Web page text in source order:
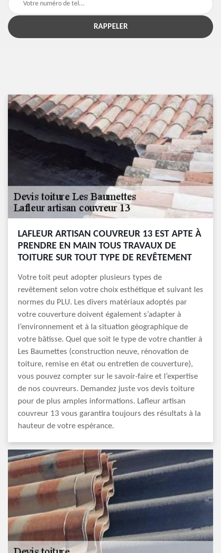
LAFLEUR ARTISAN COUVREUR 13 EST APTE À
PRENDRE EN MAIN TOUS TRAVAUX DE
TOITURE SUR TOUT TYPE DE REVÊTEMENT
Votre toit peut adopter plusieurs types de
revêtement selon votre choix esthétique et suivant les
normes du PLU. Les divers matériaux adoptés par
votre couverture doivent également s’adapter à
l’environnement et à la situation géographique de
votre bâtisse. Quel que soit le type de votre chantier à
Les Baumettes (construction neuve, rénovation de
toiture, remise en état ou entretien de couverture),
vous pouvez compter sur le savoir-faire et l’expertise
de nos couvreurs. Demandez juste vos devis toiture
pour de plus amples informations. Lafleur artisan
couvreur 13 vous garantira toujours des résultats à la
hauteur de votre espérance.